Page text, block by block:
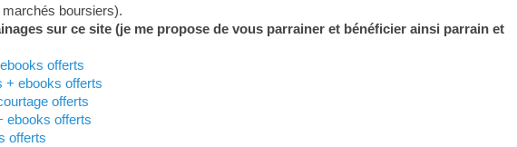
boursiers).
sur ce site (je me propose de vous parrainer et bénéficier ainsi parrain et
offerts
+ ebooks offerts
offerts
ebooks offerts
offerts